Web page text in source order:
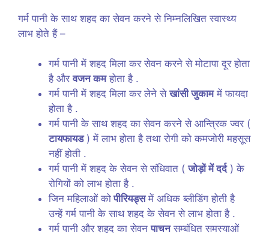
गर्म पानी के साथ शहद का सेवन करने से निम्नलिखित स्वास्थ्य
लाभ होते हैं –
गर्म पानी में शहद मिला कर सेवन करने से मोटापा दूर होता
है औरवजन कमहोता है .
गर्म पानी में शहद मिला कर लेने सेखांसी जुकाममें फायदा
होता है .
गर्म पानी के साथ शहद का सेवन करने से आन्त्रिक ज्वर (
टायफायड) में लाभ होता है तथा रोगी को कमजोरी महसूस
नहीं होती .
गर्म पानी में शहद के सेवन से संधिवात (जोड़ों में दर्द) के
रोगियों को लाभ होता है .
जिन महिलाओं कोपीरियड्समें अधिक ब्लीडिंग होती है
उन्हें गर्म पानी के साथ शहद के सेवन से लाभ होता है .
गर्म पानी और शहद का सेवनपाचनसम्बंधित समस्याओं